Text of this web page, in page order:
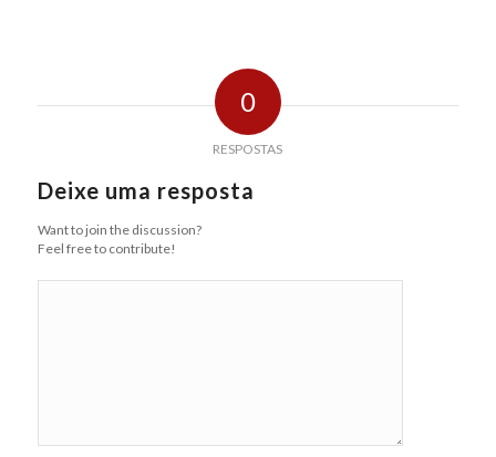
0
RESPOSTAS
Deixe uma resposta
Want to join the discussion?
Feel free to contribute!